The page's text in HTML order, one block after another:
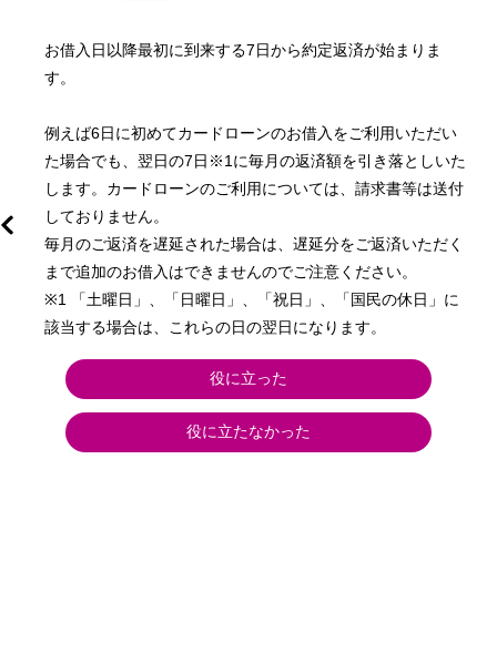
お借入日以降最初に到来する7日から約定返済が始まりま
す。
例えば6日に初めてカードローンのお借入をご利用いただい
た場合でも、翌日の7日※1に毎月の返済額を引き落としいた
します。カードローンのご利用については、請求書等は送付
しておりません。
毎月のご返済を遅延された場合は、遅延分をご返済いただく
まで追加のお借入はできませんのでご注意ください。
※1 「土曜日」、「日曜日」、「祝日」、「国民の休日」に
該当する場合は、これらの日の翌日になります。
役に立った
役に立たなかった